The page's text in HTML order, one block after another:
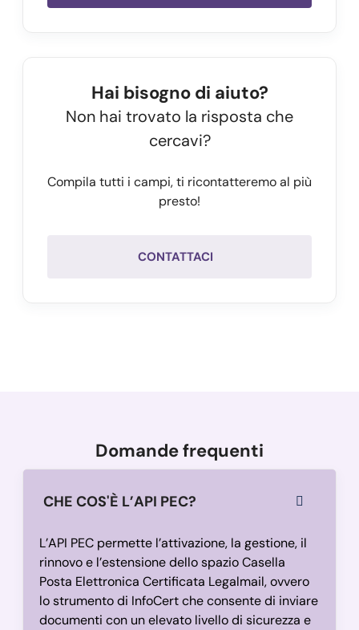
    "documenti_attivazione": [
    "data_attivazione": "04/03/2021",
    "id":
"6040e4613a716838dc4eee0e",
    "autorinnovo":
false
  "success":
true,
Hai bisogno di aiuto?
Non hai trovato la risposta che
cercavi?
Compila tutti i campi, ti ricontatteremo al più
presto!
CONTATTACI
Domande frequenti
CHE COS'È L’API PEC?
L’API PEC permette l’attivazione, la gestione, il
rinnovo e l’estensione dello spazio Casella
Posta Elettronica Certificata Legalmail, ovvero
lo strumento di InfoCert che consente di inviare
documenti con un elevato livello di sicurezza e